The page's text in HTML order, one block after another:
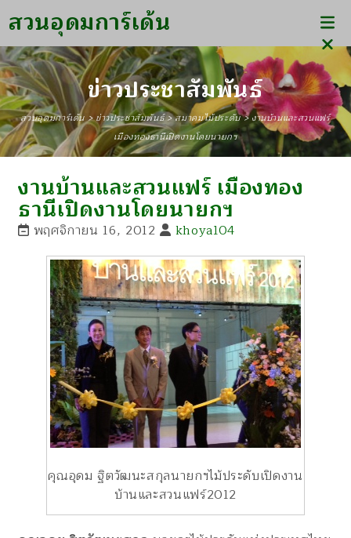
สวนอุดมการ์เด้น
ข่าวประชาสัมพันธ์
สวนอุดมการ์เด้น>ข่าวประชาสัมพันธ์>สมาคมไม้ประดับ>งานบ้านและสวนแฟร์
เมืองทองธานีเปิดงานโดยนายกฯ
งานบ้านและสวนแฟร์ เมืองทอง
ธานีเปิดงานโดยนายกฯ
พฤศจิกายน 16, 2012 khoya104
คุณอุดม ฐิตวัฒนะสกุลนายกฯไม้ประดับเปิดงาน
บ้านและสวนแฟร์2012